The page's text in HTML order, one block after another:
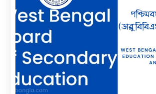
details
of
Hypothyroidism
in
Bengali